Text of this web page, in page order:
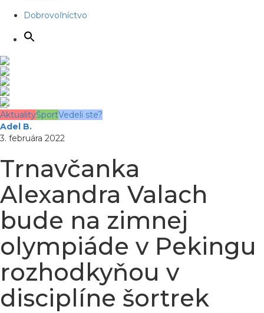
Dobrovoľníctvo
AktualityŠportVedeli ste?
Adel B.
3. februára 2022
Trnavčanka
Alexandra Valach
bude na zimnej
olympiáde v Pekingu
rozhodkyňou v
disciplíne šortrek